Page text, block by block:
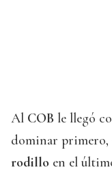
Al COB le llegó
dominar primero,
rodillo en el